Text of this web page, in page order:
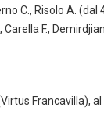
C., Risolo A. (dal
F.,
Francavilla),